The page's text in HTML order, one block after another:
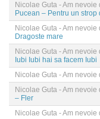
Nicolae Guta - Am
Pucean – Pentru un strop
Nicolae Guta - Am
Dragoste mare
Nicolae Guta - Am
Iubi Iubi hai sa facem Iubi
Nicolae Guta - Am
Nicolae Guta - Am
– Fler
Nicolae Guta - Am